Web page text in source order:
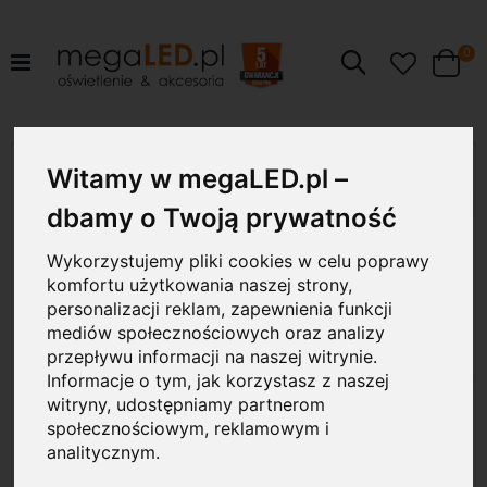
Witamy w megaLED.pl –
dbamy o Twoją prywatność
Wykorzystujemy pliki cookies w celu poprawy
komfortu użytkowania naszej strony,
personalizacji reklam, zapewnienia funkcji
mediów społecznościowych oraz analizy
przepływu informacji na naszej witrynie.
Informacje o tym, jak korzystasz z naszej
witryny, udostępniamy partnerom
społecznościowym, reklamowym i
analitycznym.
Szukaj Cart
0
koniec
galerii
18W